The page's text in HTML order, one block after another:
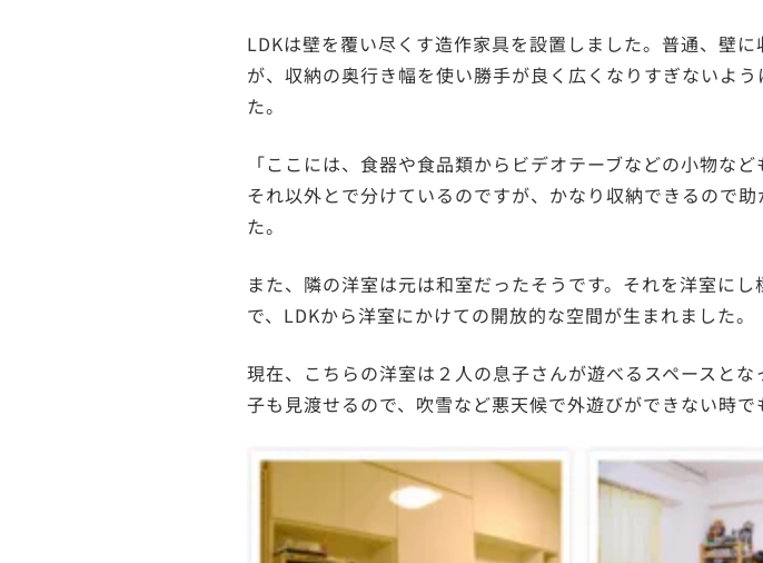
LDKは壁を覆い尽くす造作家具を設置しました。普通、壁
が、収納の奥行き幅を使い勝手が良く広くなりすぎないよ
た。
「ここには、食器や食品類からビデオテーブなどの小物な
それ以外とで分けているのですが、かなり収納できるので
た。
また、隣の洋室は元は和室だったそうです。それを洋室に
で、LDKから洋室にかけての開放的な空間が生まれました。
現在、こちらの洋室は２人の息子さんが遊べるスペースと
子も見渡せるので、吹雪など悪天候で外遊びができない時で